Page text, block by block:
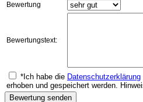
Bewertung
Bewertungstext:
*Ich habe die Datenschutzerklärung
erhoben und gespeichert werden.